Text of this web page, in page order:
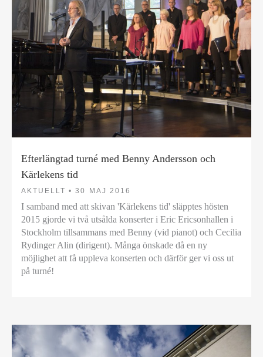
Efterlängtad turné med Benny Andersson och
Kärlekens tid
AKTUELLT • 30 MAJ 2016
I samband med att skivan 'Kärlekens tid' släpptes hösten
2015 gjorde vi två utsålda konserter i Eric Ericsonhallen i
Stockholm tillsammans med Benny (vid pianot) och Cecilia
Rydinger Alin (dirigent). Många önskade då en ny
möjlighet att få uppleva konserten och därför ger vi oss ut
på turné!